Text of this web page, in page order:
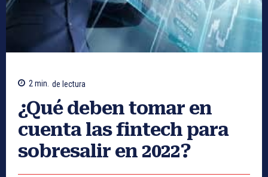
2min. de lectura
¿Qué deben tomar en
cuenta las fintech para
sobresalir en 2022?